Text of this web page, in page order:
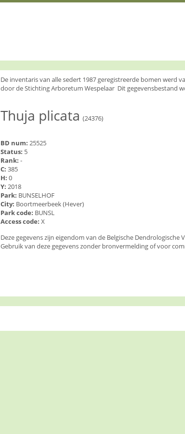
De inventaris van alle sedert 1987 geregistreerde bomen werd
door de Stichting Arboretum Wespelaar Dit gegevensbestand
Thuja plicata (24376)
BD num: 25525
Status: 5
Rank: -
C: 385
H: 0
Y: 2018
Park: BUNSELHOF
City: Boortmeerbeek (Hever)
Park code: BUNSL
Access code: X
Deze gegevens zijn eigendom van de Belgische
Gebruik van deze gegevens zonder bronvermelding of voor